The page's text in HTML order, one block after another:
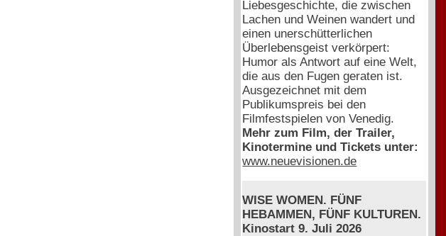
Liebesgeschichte, die zwischen
Lachen und Weinen wandert und
einen unerschütterlichen
Überlebensgeist verkörpert:
Humor als Antwort auf eine Welt,
die aus den Fugen geraten ist.
Ausgezeichnet mit dem
Publikumspreis bei den
Filmfestspielen von Venedig.
Mehr zum Film, der Trailer,
Kinotermine und Tickets unter:
www.neuevisionen.de
WISE WOMEN. FÜNF
HEBAMMEN, FÜNF KULTUREN.
Kinostart 9. Juli 2026